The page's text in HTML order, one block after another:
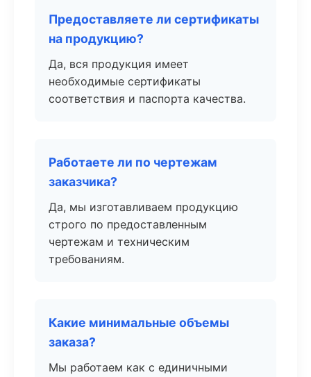
Предоставляете ли сертификаты
на продукцию?
Да, вся продукция имеет
необходимые сертификаты
соответствия и паспорта качества.
Работаете ли по чертежам
заказчика?
Да, мы изготавливаем продукцию
строго по предоставленным
чертежам и техническим
требованиям.
Какие минимальные объемы
заказа?
Мы работаем как с единичными